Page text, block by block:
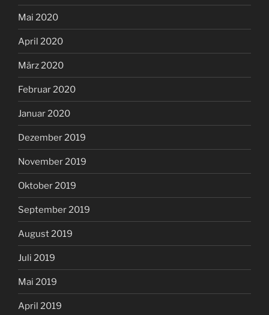
Mai 2020
April 2020
März 2020
Februar 2020
Januar 2020
Dezember 2019
November 2019
Oktober 2019
September 2019
August 2019
Juli 2019
Mai 2019
April 2019